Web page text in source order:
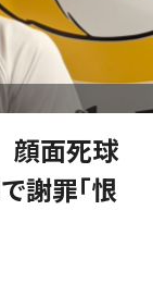
顔面死球
謝罪「恨